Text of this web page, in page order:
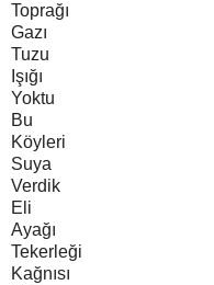
Toprağı
Gazı
Tuzu
Işığı
Yoktu
Bu
Köyleri
Suya
Verdik
Eli
Ayağı
Tekerleği
Kağnısı